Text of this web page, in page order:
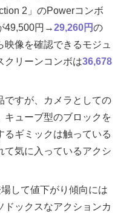
2」のPowerコンボ
49,500円→29,260円の
映像を確認できるモジュ
クリーンコンボは36,678
ですが、カメラとしての
キューブ型のブロックを
るギミックは触っている
て気に入っているアクシ
して値下がり傾向には
ドックスなアクションカ